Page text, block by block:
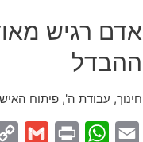
אדם רגיש
ההבדל
חינוך, עבודת ה',פיתוח
W
G